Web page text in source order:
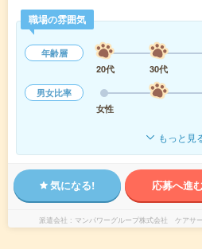
職場の雰囲気
年齢層
20代
30代
男女比率
女性
もっと見
気になる! 応募へ進
派遣会社 マンパワーグループ株式会社 ケアサ